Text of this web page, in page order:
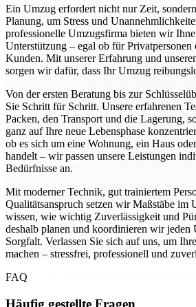
Ein Umzug erfordert nicht nur Zeit,
Planung, um Stress und
professionelle Umzugsfirma bieten wir
Unterstützung – egal ob für
Kunden. Mit unserer Erfahrung und
sorgen wir dafür, dass Ihr Umzug
Von der ersten Beratung bis zur
Sie Schritt für Schritt. Unsere erfahrenen
Packen, den Transport und die Lagerung,
ganz auf Ihre neue Lebensphase
ob es sich um eine Wohnung, ein Haus
handelt – wir passen unsere Leistungen
Bedürfnisse an.
Mit moderner Technik, gut trainiertem
Qualitätsanspruch setzen wir Maßstäbe im
wissen, wie wichtig Zuverlässigkeit und
deshalb planen und koordinieren wir jeden
Sorgfalt. Verlassen Sie sich auf uns, um
machen – stressfrei, professionell und
FAQ
Häufig gestellte Fragen